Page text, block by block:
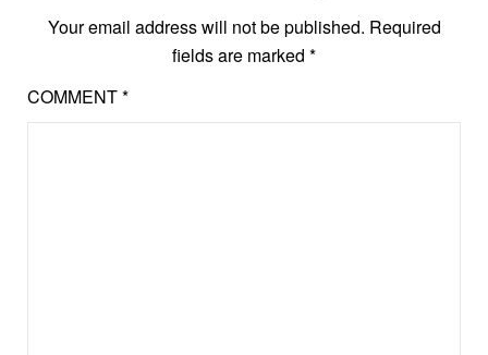
Your email address will not be published. Required
fields are marked *
COMMENT*